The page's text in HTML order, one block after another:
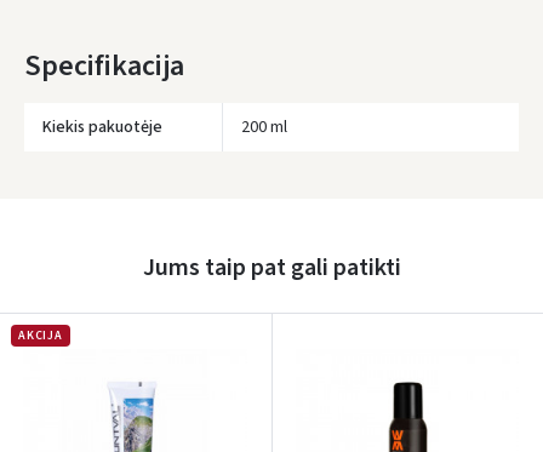
Specifikacija
Kiekis pakuotėje 200 ml
Jums taip pat gali patikti
AKCIJA